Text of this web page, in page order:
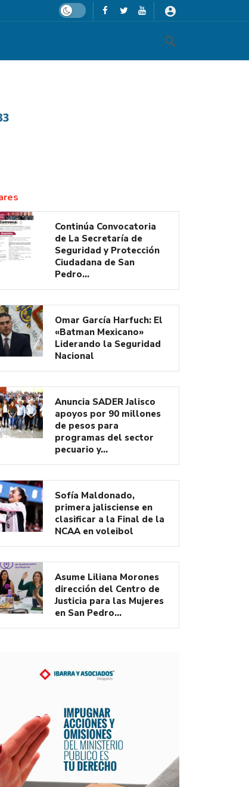
Dark mode
Continúa Convocatoria
de La Secretaría de
Seguridad y Protección
Ciudadana de San
Pedro…
Omar García Harfuch: El
«Batman Mexicano»
Liderando la Seguridad
Nacional
Anuncia SADER Jalisco
apoyos por 90 millones
de pesos para
programas del sector
pecuario y…
Sofía Maldonado,
primera jalisciense en
clasificar a la Final de la
NCAA en voleibol
Asume Liliana Morones
dirección del Centro de
Justicia para las Mujeres
en San Pedro…